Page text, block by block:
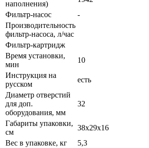
наполнения)
Фильтр-насос
-
Производительность
фильтр-насоса, л/час
Фильтр-картридж
Время установки,
мин
10
Инструкция на
русском
есть
Диаметр отверстий
для доп.
оборудования, мм
32
Габариты упаковки,
см
38х29х16
Вес в упаковке, кг
5,3